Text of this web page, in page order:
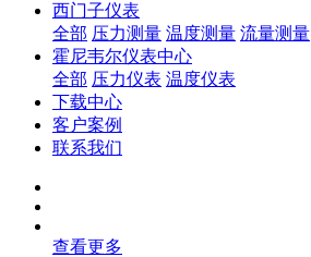
西门子仪表
全部 压力测量 温度测量 流量测量
霍尼韦尔仪表中心
全部 压力仪表 温度仪表
下载中心
客户案例
联系我们
查看更多